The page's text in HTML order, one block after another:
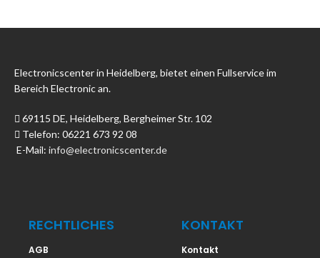
Electronicscenter in Heidelberg, bietet einen Fullservice im
Bereich Electronic an.
69115 DE, Heidelberg, Bergheimer Str. 102
Telefon: 06221 673 92 08
E-Mail:info@electronicscenter.de
RECHTLICHES
AGB
KONTAKT
Kontakt